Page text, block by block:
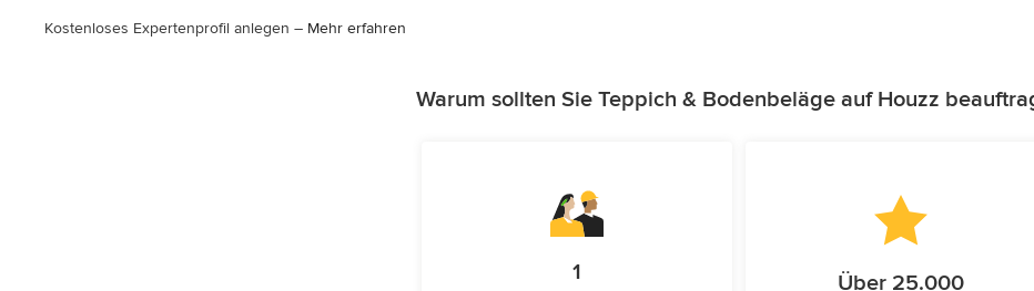
Alle anzeigen
Kostenloses Expertenprofil anlegen – Mehr erfahren
Warum sollten Sie Teppich & Bodenbeläge auf Houzz
1 Über 25.000